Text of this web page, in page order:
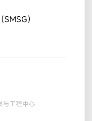
）
与工程中心